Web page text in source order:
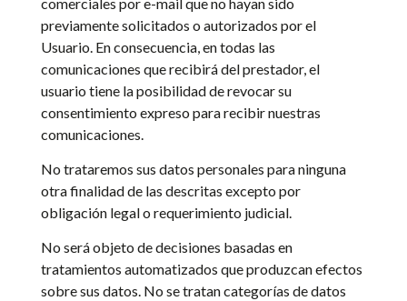
previamente solicitados o autorizados por el
Usuario. En consecuencia, en todas las
comunicaciones que recibirá del prestador, el
usuario tiene la posibilidad de revocar su
consentimiento expreso para recibir nuestras
comunicaciones.
No trataremos sus datos personales para ninguna
otra finalidad de las descritas excepto por
obligación legal o requerimiento judicial.
No será objeto de decisiones basadas en
tratamientos automatizados que produzcan efectos
sobre sus datos. No se tratan categorías de datos